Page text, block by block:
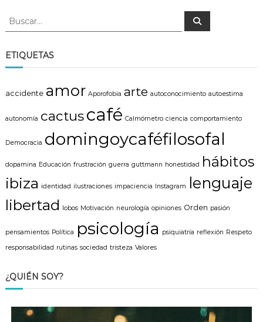
B
c
a
:
B
ETIQUETAS
accidente amor Aporofobia arte autoconocimiento autoestima
autonomía cactuscafé Calmómetro ciencia comportamiento
Democracia domingoycaféfilosofal
dopamina Educación frustración guerra guttmann honestidad hábitos
ibiza identidad ilustraciones impaciencia Instagram lenguaje
libertad lobos Motivación neurología opiniones Orden pasión
pensamientos Política psicología psiquiatría reflexión Respeto
responsabilidad rutinas sociedad tristeza Valores
¿QUIÉN SOY?